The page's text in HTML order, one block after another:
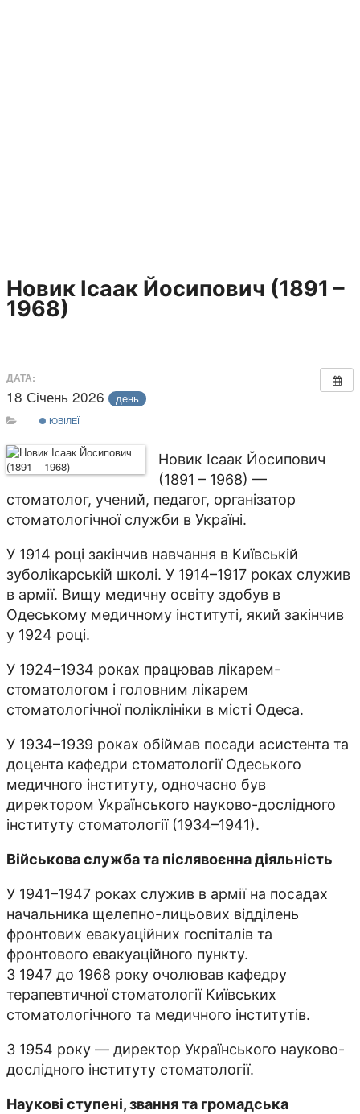
Новик Ісаак Йосипович (1891 –
1968)
ДАТА:
18 Січень 2026 день
ЮВІЛЕЇ
Новик Ісаак Йосипович
(1891 – 1968) —
стоматолог, учений, педагог, організатор
стоматологічної служби в Україні.
У 1914 році закінчив навчання в Київській
зуболікарській школі. У 1914–1917 роках служив
в армії. Вищу медичну освіту здобув в
Одеському медичному інституті, який закінчив
у 1924 році.
У 1924–1934 роках працював лікарем-
стоматологом і головним лікарем
стоматологічної поліклініки в місті Одеса.
У 1934–1939 роках обіймав посади асистента та
доцента кафедри стоматології Одеського
медичного інституту, одночасно був
директором Українського науково-дослідного
інституту стоматології (1934–1941).
Військова служба та післявоєнна діяльність
У 1941–1947 роках служив в армії на посадах
начальника щелепно-лицьових відділень
фронтових евакуаційних госпіталів та
фронтового евакуаційного пункту.
З 1947 до 1968 року очолював кафедру
терапевтичної стоматології Київських
стоматологічного та медичного інститутів.
З 1954 року — директор Українського науково-
дослідного інституту стоматології.
Наукові ступені, звання та громадська